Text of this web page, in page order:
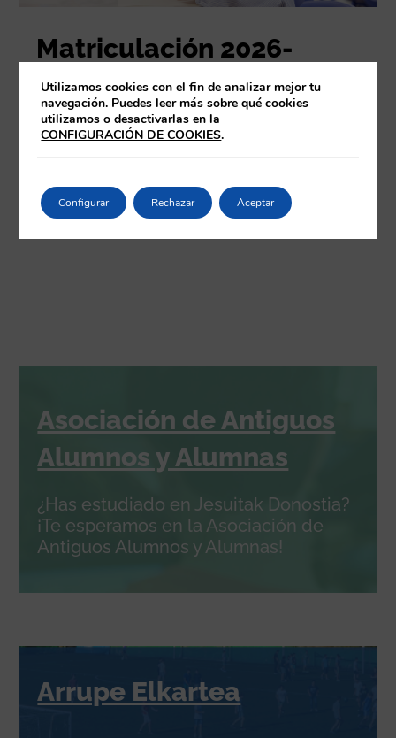
Matriculación 2026-
2027: 2-13 febrero
leer más
Ver todas las noticias
Asociación de Antiguos
Alumnos y Alumnas
¿Has estudiado en Jesuitak Donostia?
¡Te esperamos en la Asociación de
Antiguos Alumnos y Alumnas!
Arrupe Elkartea
Utilizamos cookies con el fin de analizar mejor tu
navegación. Puedes leer más sobre qué cookies
utilizamos o desactivarlas en la
CONFIGURACIÓN DE COOKIES.
Aceptar
Rechazar
Configurar